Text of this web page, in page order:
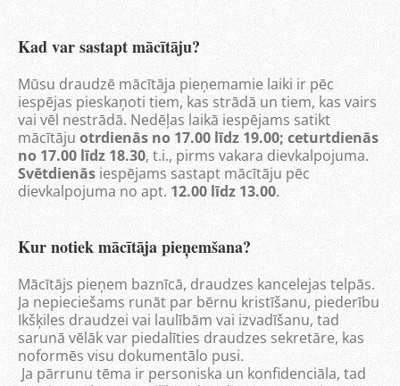
Kad var sastapt mācītāju?
Mūsu draudzē mācītāja pieņemamie laiki ir pēc
iespējas pieskaņoti tiem, kas strādā un tiem, kas vairs
vai vēl nestrādā. Nedēļas laikā iespējams satikt
mācītāju otrdienās no 17.00 līdz 19.00; ceturtdienās
no 17.00 līdz 18.30, t.i., pirms vakara dievkalpojuma.
Svētdienās iespējams sastapt mācītāju pēc
dievkalpojuma no apt. 12.00 līdz 13.00.
Kur notiek mācītāja pieņemšana?
Mācītājs pieņem baznīcā, draudzes kancelejas telpās.
Ja nepieciešams runāt par bērnu kristīšanu, piederību
Ikšķiles draudzei vai laulībām vai izvadīšanu, tad
sarunā vēlāk var piedalīties draudzes sekretāre, kas
noformēs visu dokumentālo pusi.
Ja pārrunu tēma ir personiska un konfidenciāla, tad